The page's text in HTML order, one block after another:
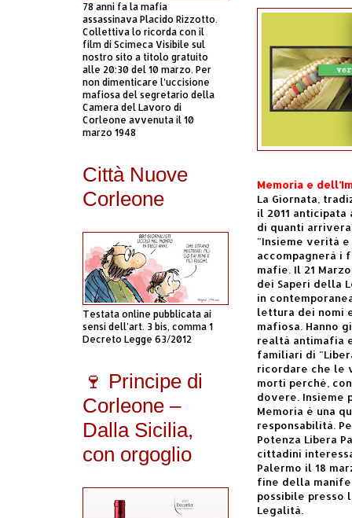
Memoria e
La Giornata,
il 2011
di quanti
"Insieme verità
accompagnerà
mafie. Il 21
dei Saperi della
in
lettura dei nomi
mafiosa. Hanno
realtà antimafia
familiari di
ricordare che le
morti perché,
dovere. Insieme
Memoria è una
responsabilità.
Potenza Libera
cittadini
Palermo il 18
fine della
possibile presso
Legalità.
78 anni fa la mafia
assassinava Placido Rizzotto.
Collettiva lo ricorda con il
film di Scimeca Visibile sul
nostro sito a titolo gratuito
alle 20:30 del 10 marzo. Per
non dimenticare l’uccisione
mafiosa del segretario della
Camera del Lavoro di
Corleone avvenuta il 10
marzo 1948
Città Nuove
Corleone
Testata online pubblicata ai
sensi dell'art. 3 bis, comma 1
Decreto Legge 63/2012
🍷 Principe di
Corleone –
Dalla Sicilia,
con orgoglio